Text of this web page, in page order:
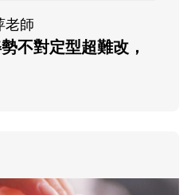
老師
不對定型超難改，